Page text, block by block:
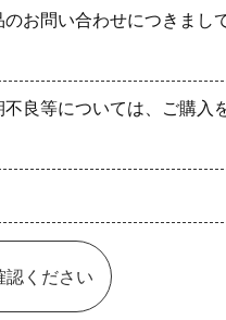
お問い合わせにつきまして
良等については、ご購入
認ください